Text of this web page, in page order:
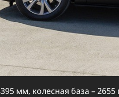
мм, колесная база –